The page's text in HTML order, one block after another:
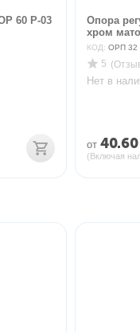
60 Р-03
Опора
хром
КОД: ОРП 32
5
Нет в
от 40.60
(Включая